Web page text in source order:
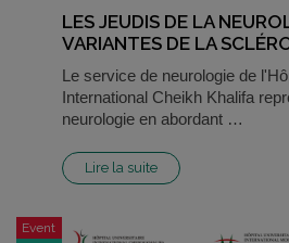
LES JEUDIS DE LA
VARIANTES DE LA
Le service de neurologie de
International Cheikh Khalifa
neurologie en abordant …
Lire la suite
Event